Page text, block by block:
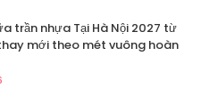
trần nhựa Tại Hà Nội 2027 từ
mới theo mét vuông hoàn